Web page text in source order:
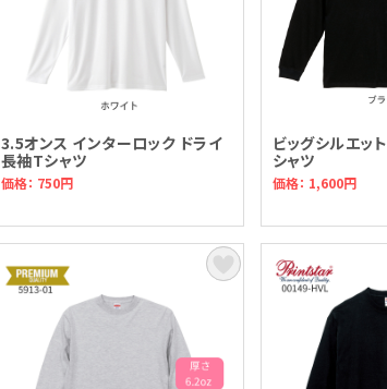
3.5オンス インターロック ドライ
長袖Tシャツ
価格： 750円
ビッグシルエッ
シャツ
価格： 1,600円